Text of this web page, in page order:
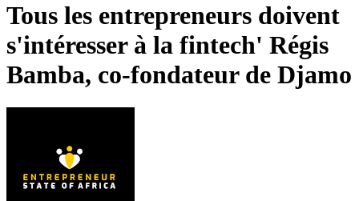
Tous les entrepreneurs doivent
s'intéresser à la fintech' Régis
Bamba, co-fondateur de Djamo